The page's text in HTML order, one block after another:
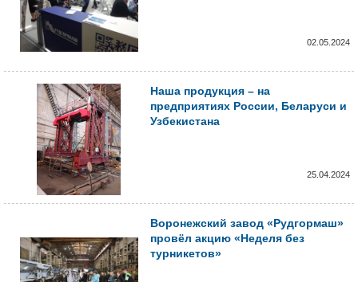
02.05.2024
Наша продукция – на
предприятиях России, Беларуси и
Узбекистана
25.04.2024
Воронежский завод «Рудгормаш»
провёл акцию «Неделя без
турникетов»